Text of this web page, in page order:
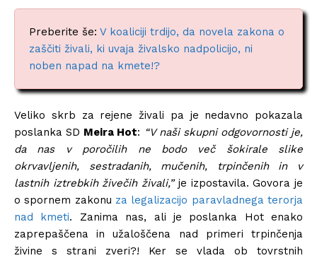
Preberite še: V koaliciji trdijo, da novela zakona o
zaščiti živali, ki uvaja živalsko nadpolicijo, ni
noben napad na kmete!?
Veliko skrb za rejene živali pa je nedavno pokazala
poslanka SD Meira Hot: “V naši skupni odgovornosti je,
da nas v poročilih ne bodo več šokirale slike
okrvavljenih, sestradanih, mučenih, trpinčenih in v
lastnih iztrebkih živečih živali,” je izpostavila. Govora je
o spornem zakonu za legalizacijo paravladnega terorja
nad kmeti. Zanima nas, ali je poslanka Hot enako
zaprepaščena in užaloščena nad primeri trpinčenja
živine s strani zveri?! Ker se vlada ob tovrstnih